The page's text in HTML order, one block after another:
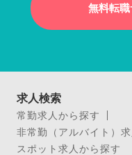
無料転
求人検索
常勤求人から探す
非常勤（アルバイト）
スポット求人から探す